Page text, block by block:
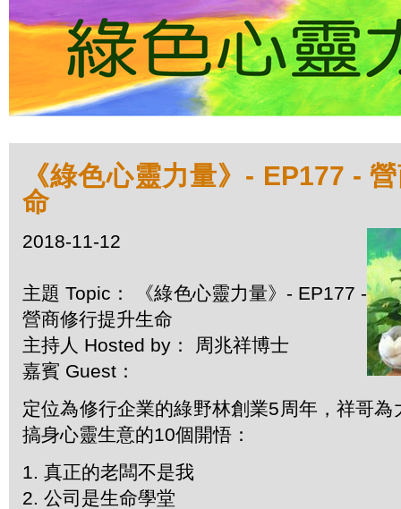
《綠色心靈力量》- EP177 -
命
2018-11-12
主題 Topic： 《綠色心靈力量》- EP177 -
營商修行提升生命
主持人 Hosted by： 周兆祥博士
嘉賓 Guest：
定位為修行企業的綠野林創業5周年，祥哥為
搞身心靈生意的10個開悟：
1. 真正的老闆不是我
2. 公司是生命學堂